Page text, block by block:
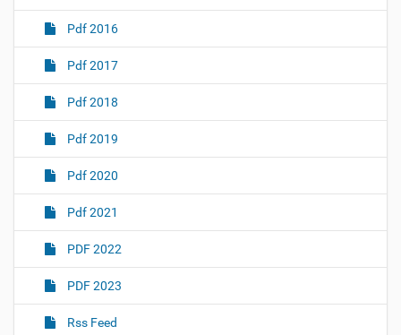
Pdf 2016
Pdf 2017
Pdf 2018
Pdf 2019
Pdf 2020
Pdf 2021
PDF 2022
PDF 2023
Rss Feed